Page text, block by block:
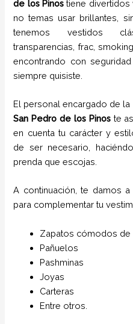
de los Pinos tiene divertidos
no temas usar brillantes,
tenemos vestidos
transparencias, frac,
encontrando con
siempre quisiste.
El personal encargado de la
San Pedro de los Pinoste
en cuenta tu carácter y
de ser necesario,
prenda que escojas.
A continuación, te damos
para complementar tu
Zapatos cómodos de
Pañuelos
Pashminas
Joyas
Carteras
Entre otros.